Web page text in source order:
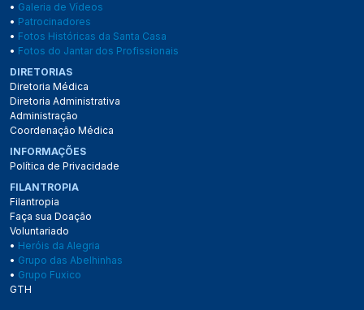
• Galeria de Vídeos
• Patrocinadores
• Fotos Históricas da Santa Casa
• Fotos do Jantar dos Profissionais
DIRETORIAS
Diretoria Médica
Diretoria Administrativa
Administração
Coordenação Médica
INFORMAÇÕES
Política de Privacidade
FILANTROPIA
Filantropia
Faça sua Doação
Voluntariado
• Heróis da Alegria
• Grupo das Abelhinhas
• Grupo Fuxico
GTH